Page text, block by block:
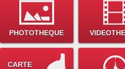
PHOTOTHEQUE
CARTE